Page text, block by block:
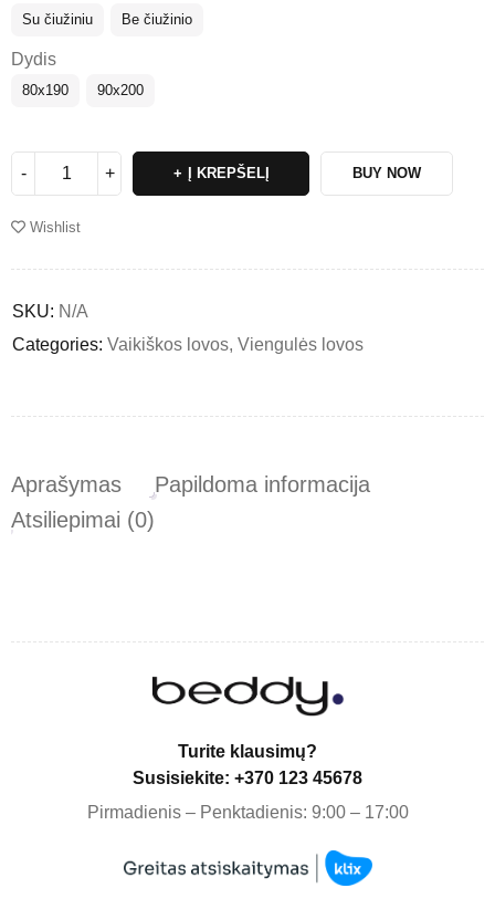
Su čiužiniu Be čiužinio
Dydis
80x190 90x200
Į KREPŠELĮ BUY NOW
Wishlist
SKU: N/A
Categories: Vaikiškos lovos, Viengulės lovos
Aprašymas
Papildoma informacija
Atsiliepimai (0)
Turite klausimų?
Susisiekite: +370 123 45678
Pirmadienis – Penktadienis: 9:00 – 17:00